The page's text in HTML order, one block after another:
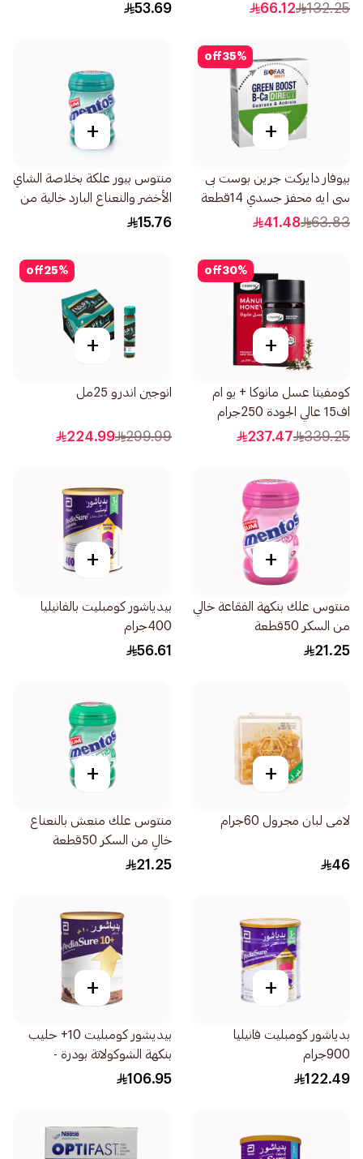
132.25
66.12
53.69
35%
off
+
بيوفار دايركت جرين بوست بى
سى ايه محفز جسدي 14قطعة
63.83
41.48
+
منتوس بيور علكة بخلاصة الشاي
الأخضر والنعناع البارد خالية من
السكر 56جرام
15.76
30%
off
+
كومفيتا عسل مانوكا + يو ام
اف15 عالي الجودة 250جرام
339.25
237.47
25%
off
+
انوجين اندرو 25مل
299.99
224.99
+
منتوس علك بنكهة الفقاعة خالي
من السكر 50قطعة
21.25
+
بيدياشور كومبليت بالفانيليا
400جرام
56.61
+
لامى لبان مجرول 60جرام
46
+
منتوس علك منعش بالنعناع
خالٍ من السكر 50قطعة
21.25
+
بدياشور كومبليت فانيليا
900جرام
122.49
+
بيديشور كومبليت 10+ حليب
بنكهة الشوكولاتة بودرة -
850جرام
106.95